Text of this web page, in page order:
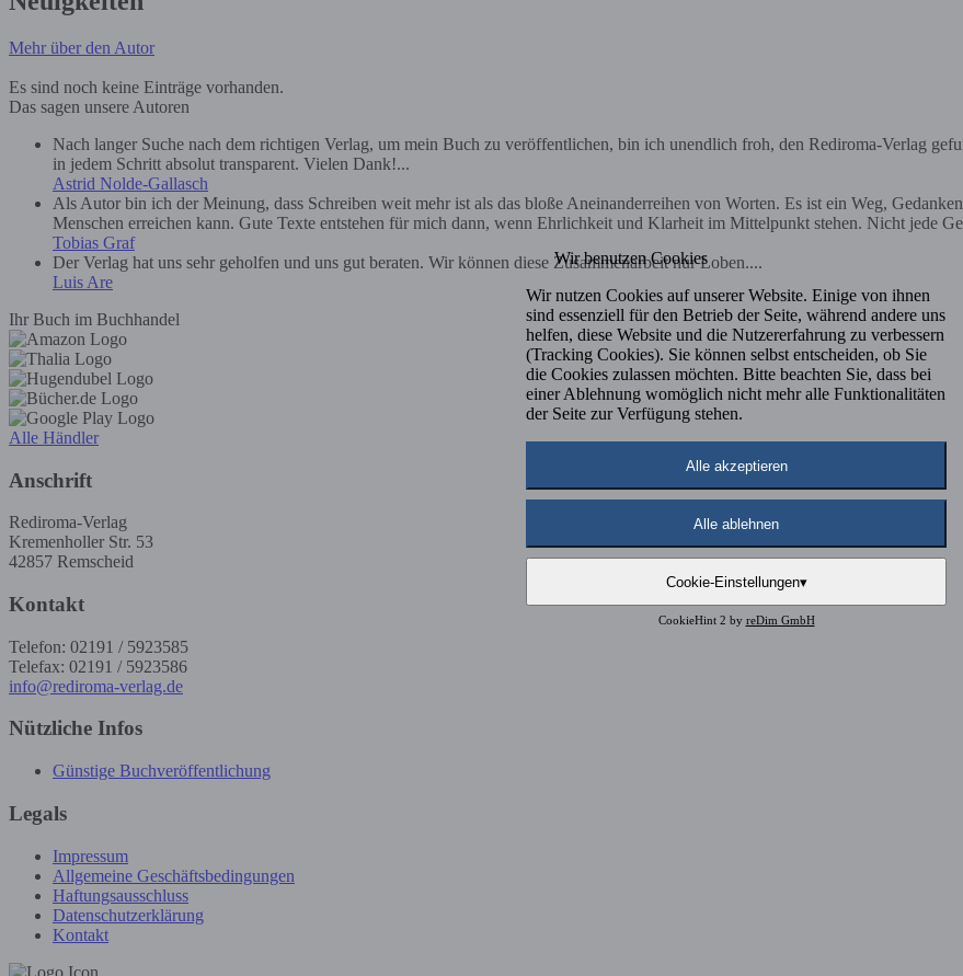
Mehr über den Autor
Es sind noch keine Einträge vorhanden.
Das sagen unsere Autoren
Nach langer Suche nach dem richtigen Verlag, um mein Buch zu veröffentlichen, bin ich unendlich froh, den Rediroma-Verlag
in jedem Schritt absolut transparent. Vielen Dank!...
Astrid Nolde-Gallasch
Als Autor bin ich der Meinung, dass Schreiben weit mehr ist als das bloße Aneinanderreihen von Worten. Es ist ein Weg,
Menschen erreichen kann. Gute Texte entstehen für mich dann, wenn Ehrlichkeit und Klarheit im Mittelpunkt stehen. Nicht jede
Tobias Graf
Der Verlag hat uns sehr geholfen und uns gut beraten. Wir können diese Zusammenarbeit nur Loben....
Luis Are
Ihr Buch im Buchhandel
Alle Händler
Anschrift
Rediroma-Verlag
Kremenholler Str. 53
42857 Remscheid
Kontakt
Telefon: 02191 / 5923585
Telefax: 02191 / 5923586
info@rediroma-verlag.de
Nützliche Infos
Günstige Buchveröffentlichung
Legals
Impressum
Allgemeine Geschäftsbedingungen
Haftungsausschluss
Datenschutzerklärung
Kontakt
Wir benutzen Cookies
Wir nutzen Cookies auf unserer Website. Einige von ihnen
sind essenziell für den Betrieb der Seite, während andere uns
helfen, diese Website und die Nutzererfahrung zu verbessern
(Tracking Cookies). Sie können selbst entscheiden, ob Sie
die Cookies zulassen möchten. Bitte beachten Sie, dass bei
einer Ablehnung womöglich nicht mehr alle Funktionalitäten
der Seite zur Verfügung stehen.
Alle akzeptieren
Alle ablehnen
Cookie-Einstellungen▾
CookieHint 2 by reDim GmbH